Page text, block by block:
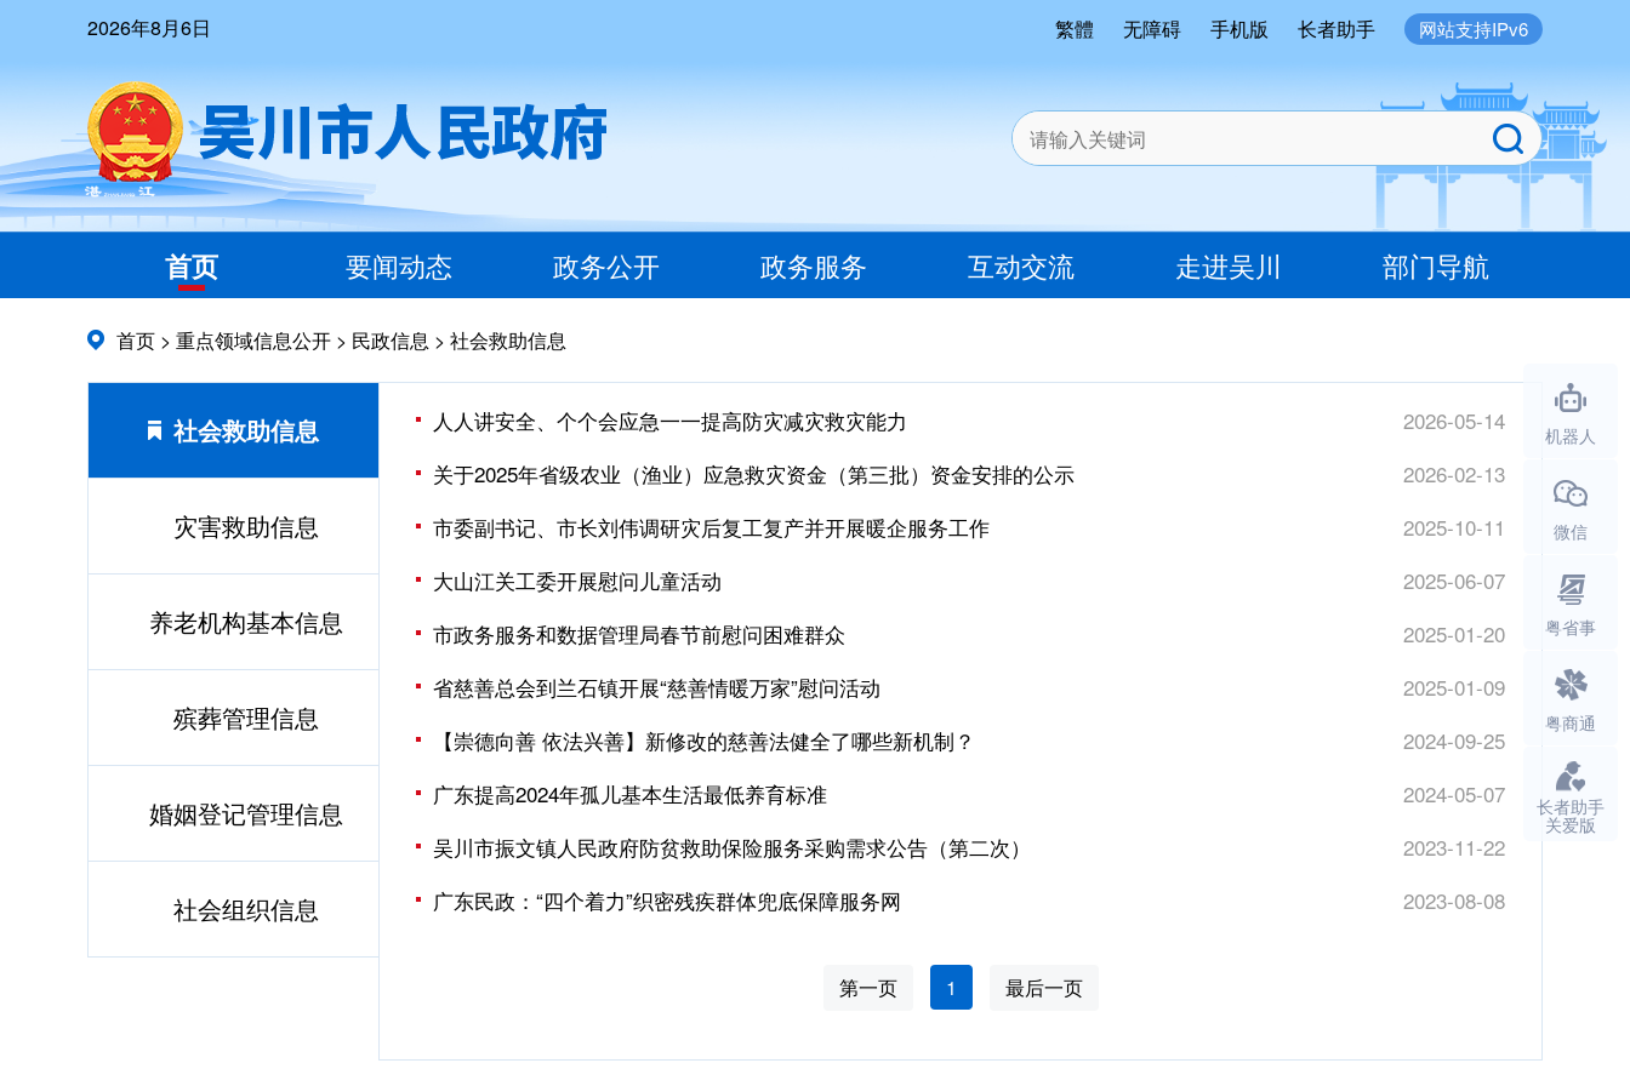
2026年8月6日 繁體 无障碍 手机版 长者助手 网站支持IPv6
首页 要闻动态 政务公开 政务服务 互动交流 走进吴川 部门导航
首页 > 重点领域信息公开 > 民政信息 > 社会救助信息
社会救助信息
灾害救助信息
养老机构基本信息
殡葬管理信息
婚姻登记管理信息
社会组织信息
人人讲安全、个个会应急一一提高防灾减灾救灾能力
2026-05-14
关于2025年省级农业（渔业）应急救灾资金（第三批）资金安排的公示
2026-02-13
市委副书记、市长刘伟调研灾后复工复产并开展暖企服务工作
2025-10-11
大山江关工委开展慰问儿童活动
2025-06-07
市政务服务和数据管理局春节前慰问困难群众
2025-01-20
省慈善总会到兰石镇开展“慈善情暖万家”慰问活动
2025-01-09
【崇德向善 依法兴善】新修改的慈善法健全了哪些新机制？
2024-09-25
广东提高2024年孤儿基本生活最低养育标准
2024-05-07
吴川市振文镇人民政府防贫救助保险服务采购需求公告（第二次）
2023-11-22
广东民政：“四个着力”织密残疾群体兜底保障服务网
2023-08-08
第一页 1 最后一页
机器人
微信
粤省事
粤商通
长者助手
关爱版